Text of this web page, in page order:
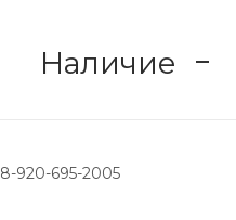
Наличие
8-920-695-2005